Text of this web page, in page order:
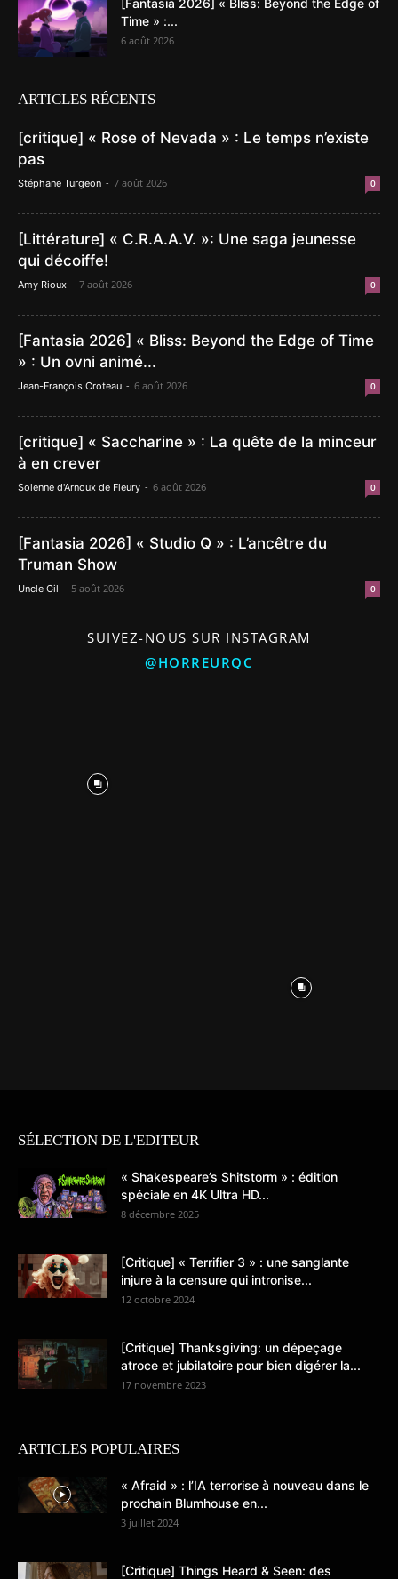
Time » :...
6 août 2026
ARTICLES RÉCENTS
[critique] « Rose of Nevada » : Le temps n’existe
pas
Stéphane Turgeon - 7 août 2026 0
[Littérature] « C.R.A.A.V. »: Une saga jeunesse
qui décoiffe!
Amy Rioux - 7 août 2026 0
[Fantasia 2026] « Bliss: Beyond the Edge of Time
» : Un ovni animé...
Jean-François Croteau - 6 août 2026 0
[critique] « Saccharine » : La quête de la minceur
à en crever
Solenne d'Arnoux de Fleury - 6 août 2026 0
[Fantasia 2026] « Studio Q » : L’ancêtre du
Truman Show
Uncle Gil - 5 août 2026 0
SUIVEZ-NOUS SUR INSTAGRAM
@HORREURQC
SÉLECTION DE L'EDITEUR
« Shakespeare’s Shitstorm » : édition
spéciale en 4K Ultra HD...
8 décembre 2025
[Critique] « Terrifier 3 » : une sanglante
injure à la censure qui intronise...
12 octobre 2024
[Critique] Thanksgiving: un dépeçage
atroce et jubilatoire pour bien digérer la...
17 novembre 2023
ARTICLES POPULAIRES
« Afraid » : l’IA terrorise à nouveau dans le
prochain Blumhouse en...
3 juillet 2024
[Critique] Things Heard & Seen: des